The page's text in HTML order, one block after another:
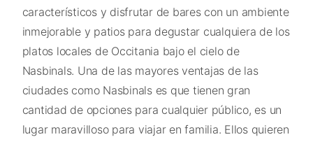
característicos y disfrutar de bares con un ambiente
inmejorable y patios para degustar cualquiera de los
platos locales de Occitania bajo el cielo de
Nasbinals. Una de las mayores ventajas de las
ciudades como Nasbinals es que tienen gran
cantidad de opciones para cualquier público, es un
lugar maravilloso para viajar en familia. Ellos quieren